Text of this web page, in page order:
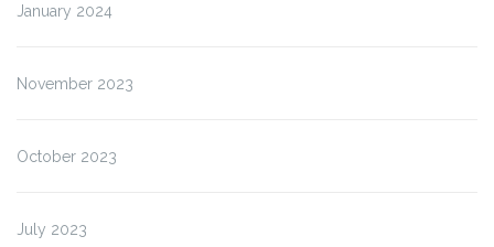
January 2024
November 2023
October 2023
July 2023